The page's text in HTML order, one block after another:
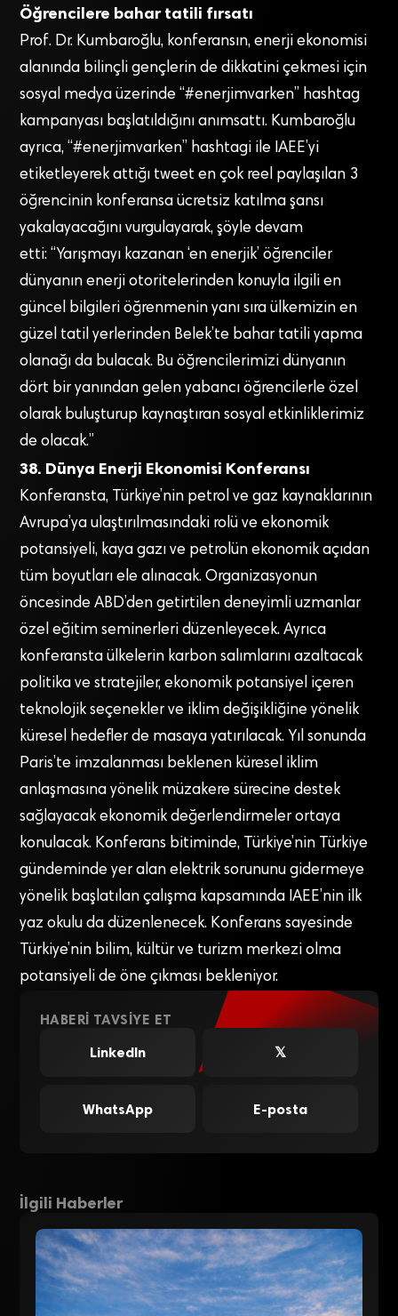
Öğrencilere bahar tatili fırsatı
Prof. Dr. Kumbaroğlu, konferansın, enerji ekonomisi
alanında bilinçli gençlerin de dikkatini çekmesi için
sosyal medya üzerinde “#enerjimvarken” hashtag
kampanyası başlatıldığını anımsattı. Kumbaroğlu
ayrıca, “#enerjimvarken” hashtagi ile IAEE’yi
etiketleyerek attığı tweet en çok reel paylaşılan 3
öğrencinin konferansa ücretsiz katılma şansı
yakalayacağını vurgulayarak, şöyle devam
etti: “Yarışmayı kazanan ‘en enerjik’ öğrenciler
dünyanın enerji otoritelerinden konuyla ilgili en
güncel bilgileri öğrenmenin yanı sıra ülkemizin en
güzel tatil yerlerinden Belek’te bahar tatili yapma
olanağı da bulacak. Bu öğrencilerimizi dünyanın
dört bir yanından gelen yabancı öğrencilerle özel
olarak buluşturup kaynaştıran sosyal etkinliklerimiz
de olacak.”
38. Dünya Enerji Ekonomisi Konferansı
Konferansta, Türkiye’nin petrol ve gaz kaynaklarının
Avrupa’ya ulaştırılmasındaki rolü ve ekonomik
potansiyeli, kaya gazı ve petrolün ekonomik açıdan
tüm boyutları ele alınacak. Organizasyonun
öncesinde ABD’den getirtilen deneyimli uzmanlar
özel eğitim seminerleri düzenleyecek. Ayrıca
konferansta ülkelerin karbon salımlarını azaltacak
politika ve stratejiler, ekonomik potansiyel içeren
teknolojik seçenekler ve iklim değişikliğine yönelik
küresel hedefler de masaya yatırılacak. Yıl sonunda
Paris’te imzalanması beklenen küresel iklim
anlaşmasına yönelik müzakere sürecine destek
sağlayacak ekonomik değerlendirmeler ortaya
konulacak. Konferans bitiminde, Türkiye’nin Türkiye
gündeminde yer alan elektrik sorununu gidermeye
yönelik başlatılan çalışma kapsamında IAEE’nin ilk
yaz okulu da düzenlenecek. Konferans sayesinde
Türkiye’nin bilim, kültür ve turizm merkezi olma
potansiyeli de öne çıkması bekleniyor.
HABERI TAVSIYE ET
LinkedIn
𝕏
WhatsApp E-posta
İlgili Haberler